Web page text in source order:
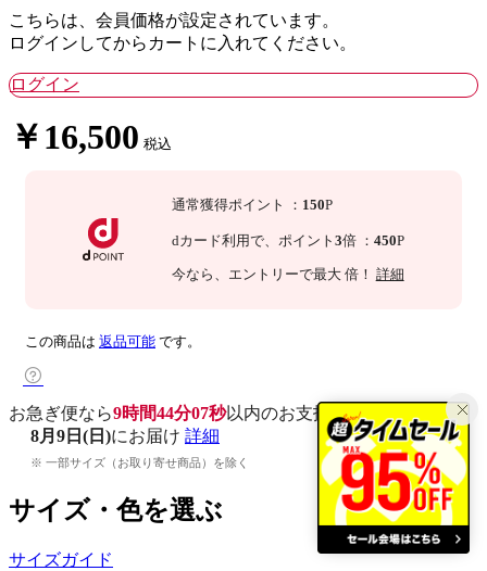
こちらは、会員価格が設定されています。
ログインしてからカートに入れてください。
ログイン
￥16,500 税込
通常獲得ポイント ： 150P
dカード利用で、 ポイント 3倍 ： 450P
今なら 、エントリーで最大 倍！ 詳細
この商品は 返品可能 です。
お急ぎ便なら9時間44分06秒以内のお支払いで
8月9日(日)にお届け 詳細
※ 一部サイズ（お取り寄せ商品）を除く
サイズ・色を選ぶ
サイズガイド